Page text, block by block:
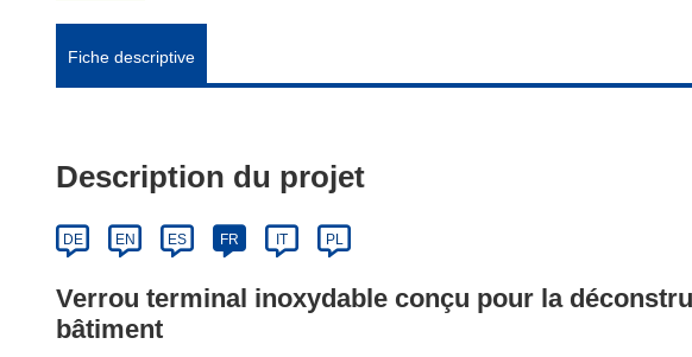
Fiche descriptive
Description du projet
DE EN ES FR IT PL
Verrou terminal inoxydable conçu pour la
bâtiment